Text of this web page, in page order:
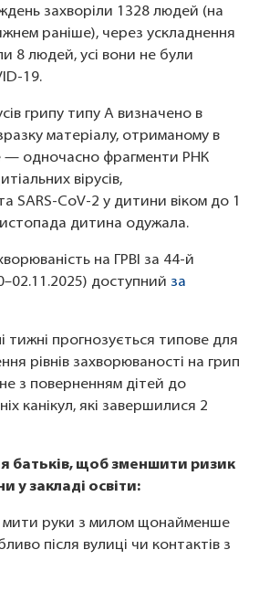
захворіли 1328 людей (на
раніше), через ускладнення
8 людей, усі вони не були
19.
грипу типу А визначено в
матеріалу, отриманому в
— одночасно фрагменти РНК
вірусів,
SARS-CoV-2 у дитини віком до 1
дитина одужала.
на ГРВІ за 44-й
доступний за
тижні прогнозується типове для
рівнів захворюваності на грип
з поверненням дітей до
канікул, які завершилися 2
батьків, щоб зменшити ризик
у закладі освіти:
мити руки з милом щонайменше
після вулиці чи контактів з